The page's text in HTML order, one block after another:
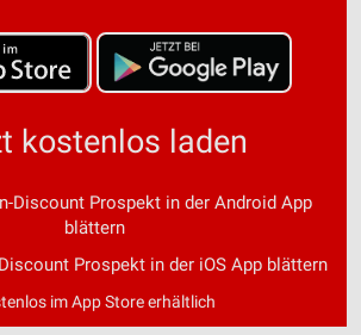
kostenlos laden
Discount Prospekt in der Android App
blättern
Prospekt in der iOS App blättern
im App Store erhältlich